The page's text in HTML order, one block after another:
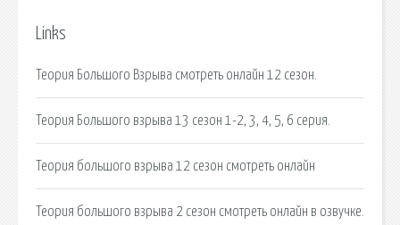
Links
Теория Большого Взрыва смотреть онлайн 12 сезон.
Теория Большого взрыва 13 сезон 1-2, 3, 4, 5, 6 серия.
Теория большого взрыва 12 сезон смотреть онлайн
Теория большого взрыва 2 сезон смотреть онлайн в озвучке.